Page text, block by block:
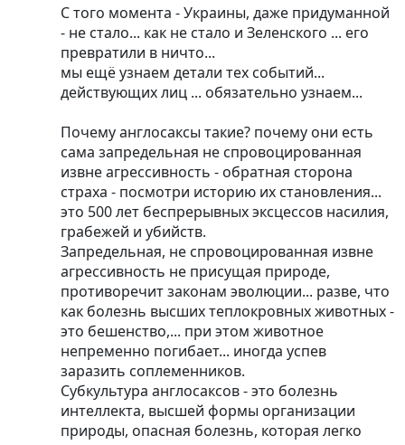
С того момента - Украины, даже придуманной
- не стало... как не стало и Зеленского ... его
превратили в ничто...
мы ещё узнаем детали тех событий...
действующих лиц ... обязательно узнаем...
Почему англосаксы такие? почему они есть
сама запредельная не спровоцированная
извне агрессивность - обратная сторона
страха - посмотри историю их становления...
это 500 лет беспрерывных эксцессов насилия,
грабежей и убийств.
Запредельная, не спровоцированная извне
агрессивность не присущая природе,
противоречит законам эволюции... разве, что
как болезнь высших теплокровных животных -
это бешенство,... при этом животное
непременно погибает... иногда успев
заразить соплеменников.
Субкультура англосаксов - это болезнь
интеллекта, высшей формы организации
природы, опасная болезнь, которая легко